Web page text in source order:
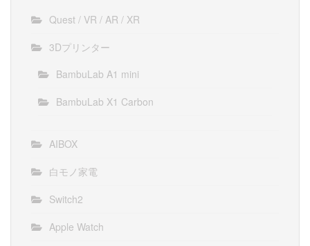
Quest / VR / AR / XR
3Dプリンター
BambuLab A1 mini
BambuLab X1 Carbon
AIBOX
白モノ家電
Switch2
Apple Watch